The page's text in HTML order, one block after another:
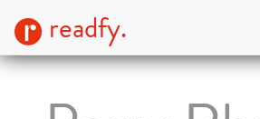
readfy.